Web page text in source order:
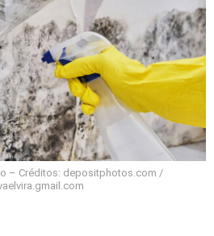
– Créditos: depositphotos.com /